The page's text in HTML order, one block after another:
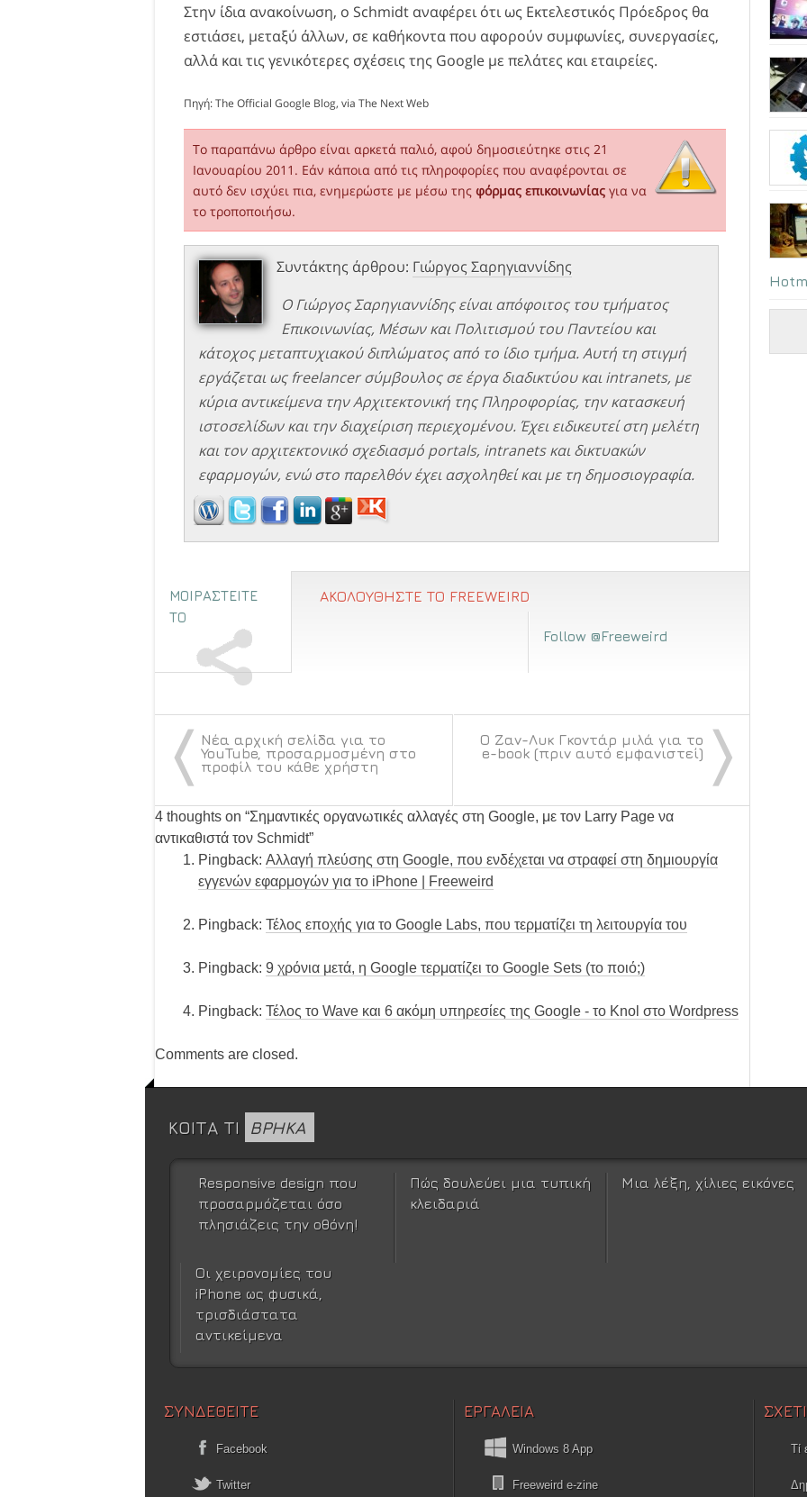
Στην ίδια ανακοίνωση, ο Schmidt αναφέρει ότι ως Εκτελεστικός Πρόεδρος θα
εστιάσει, μεταξύ άλλων, σε καθήκοντα που αφορούν συμφωνίες, συνεργασίες,
αλλά και τις γενικότερες σχέσεις της Google με πελάτες και εταιρείες.
Πηγή:The Official Google Blog, via The Next Web
Το παραπάνω άρθρο είναι αρκετά παλιό, αφού δημοσιεύτηκε στις 21
Ιανουαρίου 2011. Εάν κάποια από τις πληροφορίες που αναφέρονται σε
αυτό δεν ισχύει πια, ενημερώστε με μέσω της φόρμας επικοινωνίας για να
το τροποποιήσω.
Συντάκτης άρθρου: Γιώργος Σαρηγιαννίδης
Ο Γιώργος Σαρηγιαννίδης είναι απόφοιτος του τμήματος
Επικοινωνίας, Μέσων και Πολιτισμού του Παντείου και
κάτοχος μεταπτυχιακού διπλώματος από το ίδιο τμήμα. Αυτή τη στιγμή
εργάζεται ως freelancer σύμβουλος σε έργα διαδικτύου και intranets, με
κύρια αντικείμενα την Αρχιτεκτονική της Πληροφορίας, την κατασκευή
ιστοσελίδων και την διαχείριση περιεχομένου. Έχει ειδικευτεί στη μελέτη
και τον αρχιτεκτονικό σχεδιασμό portals, intranets και δικτυακών
εφαρμογών, ενώ στο παρελθόν έχει ασχοληθεί και με τη δημοσιογραφία.
ΜΟΙΡΑΣΤΕΙΤΕ
ΤΟ
ΑΚΟΛΟΥΘΗΣΤΕ ΤΟ FREEWEIRD
Follow @Freeweird
〈
Νέα αρχική σελίδα για το
YouTube, προσαρμοσμένη στο
προφίλ του κάθε χρήστη
〉
Ο Ζαν-Λυκ Γκοντάρ μιλά για το
e-book (πριν αυτό εμφανιστεί)
4 thoughts on “Σημαντικές οργανωτικές αλλαγές στη Google, με τον Larry Page να
αντικαθιστά τον Schmidt”
Pingback: Αλλαγή πλεύσης στη Google, που ενδέχεται να στραφεί στη δημιουργία
εγγενών εφαρμογών για το iPhone | Freeweird
Pingback: Τέλος εποχής για το Google Labs, που τερματίζει τη λειτουργία του
Pingback: 9 χρόνια μετά, η Google τερματίζει το Google Sets (το ποιό;)
Pingback: Τέλος το Wave και 6 ακόμη υπηρεσίες της Google - το Knol στο Wordpress
Comments are closed.
ΚΟΙΤΑ ΤΙ ΒΡΗΚΑ
Responsive design που
προσαρμόζεται όσο
πλησιάζεις την οθόνη!
Πώς δουλεύει μια τυπική
κλειδαριά
Μια λέξη, χίλιες εικόνες
Οι χειρονομίες του
iPhone ως φυσικά,
τρισδιάστατα
αντικείμενα
ΣΥΝΔΕΘΕΙΤΕ
Facebook
Twitter
ΕΡΓΑΛΕΙΑ
Windows 8 App
Freeweird e-zine
Τί